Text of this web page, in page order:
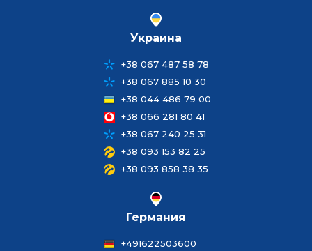
Украина
+38 067 487 58 78
+38 067 885 10 30
+38 044 486 79 00
+38 066 281 80 41
+38 067 240 25 31
+38 093 153 82 25
+38 093 858 38 35
Германия
+491622503600